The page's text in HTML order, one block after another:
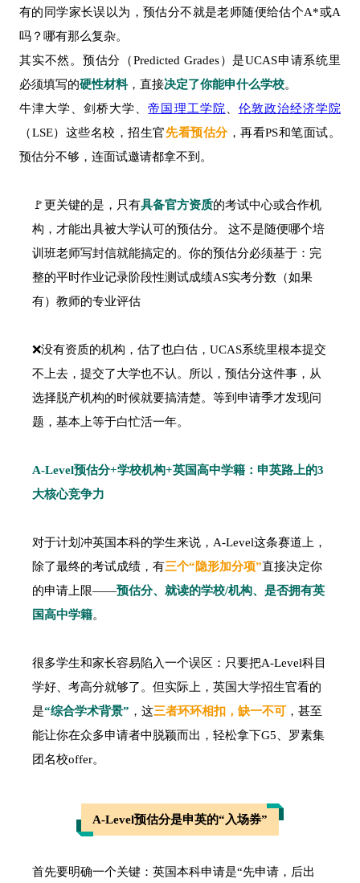
有的同学家长误以为，预估分不就是老师随便给估个A*或A
吗？哪有那么复杂。
其实不然。预估分（Predicted Grades）是UCAS申请系统里
必须填写的硬性材料，直接决定了你能申什么学校。
牛津大学、剑桥大学、帝国理工学院
伦敦政治经济学院
（LSE）这些名校，招生官先看预估分，再看PS和笔面试。
预估分不够，连面试邀请都拿不到。
🚩更关键的是，只有具备官方资质的考试中心或合作机
构，才能出具被大学认可的预估分。 这不是随便哪个培
训班老师写封信就能搞定的。你的预估分必须基于：完
整的平时作业记录阶段性测试成绩AS实考分数（如果
有）教师的专业评估
❌没有资质的机构，估了也白估，UCAS系统里根本提交
不上去，提交了大学也不认。所以，预估分这件事，从
选择脱产机构的时候就要搞清楚。等到申请季才发现问
题，基本上等于白忙活一年。
A-Level预估分+学校机构+英国高中学籍：申英路上的3
大核心竞争力
对于计划冲英国本科的学生来说，A-Level这条赛道上，
除了最终的考试成绩，有三个“隐形加分项”直接决定你
的申请上限——预估分、就读的学校/机构、是否拥有英
国高中学籍。
很多学生和家长容易陷入一个误区：只要把A-Level科目
学好、考高分就够了。但实际上，英国大学招生官看的
是“综合学术背景” ，这三者环环相扣，缺一不可 ，甚至
能让你在众多申请者中脱颖而出，轻松拿下G5、罗素集
团名校offer。
A-Level预估分是申英的“入场券”
首先要明确一个关键：英国本科申请是“先申请，后出